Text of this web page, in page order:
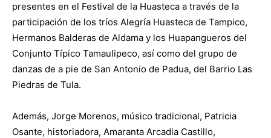
presentes en el Festival de la Huasteca a través de la
participación de los tríos Alegría Huasteca de Tampico,
Hermanos Balderas de Aldama y los Huapangueros del
Conjunto Típico Tamaulipeco, así como del grupo de
danzas de a pie de San Antonio de Padua, del Barrio Las
Piedras de Tula.
Además, Jorge Morenos, músico tradicional, Patricia
Osante, historiadora, Amaranta Arcadia Castillo,